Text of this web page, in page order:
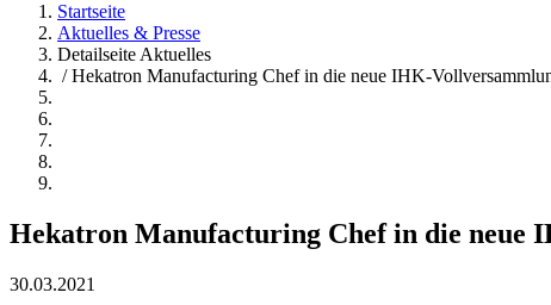
Startseite
Aktuelles & Presse
Detailseite Aktuelles
/ Hekatron Manufacturing Chef in die neue IHK-
Hekatron Manufacturing Chef in die neue
30.03.2021